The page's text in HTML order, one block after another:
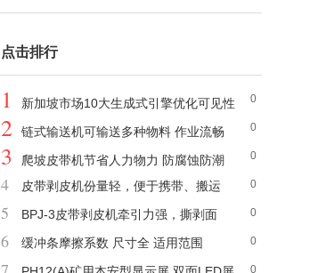
点击排行
0
1
新加坡市场10大生成式引擎优化可见性
监测工具评估
0
2 链式输送机可输送多种物料 作业流畅
0
3 爬坡皮带机节省人力物力 防腐蚀防潮
0
4 皮带剥皮机份量轻，便于携带、搬运
0
5
BPJ-3皮带剥皮机牵引力强，撕剥面
大、速度快
0
6 缓冲条摩擦系数 尺寸全 适用范围
0